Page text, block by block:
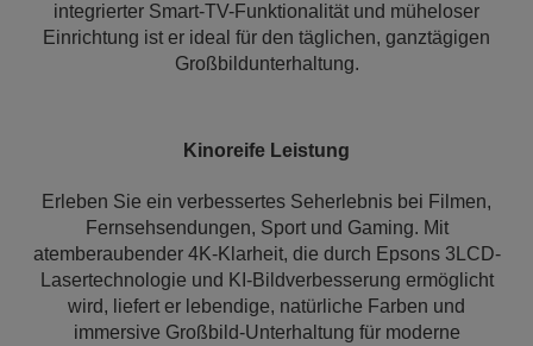
integrierter Smart-TV-Funktionalität und müheloser
Einrichtung ist er ideal für den täglichen, ganztägigen
Großbildunterhaltung.
Kinoreife Leistung
Erleben Sie ein verbessertes Seherlebnis bei Filmen,
Fernsehsendungen, Sport und Gaming. Mit
atemberaubender 4K-Klarheit, die durch Epsons 3LCD-
Lasertechnologie und KI-Bildverbesserung ermöglicht
wird, liefert er lebendige, natürliche Farben und
immersive Großbild-Unterhaltung für moderne